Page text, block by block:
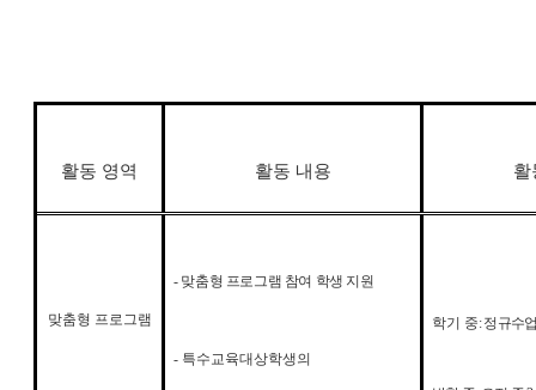
활동 영역 활동 내용 활
맞춤형 프로그램
- 맞춤형 프로그램 참여 학생 지원
- 특수교육대상학생의
학기 중:정규수